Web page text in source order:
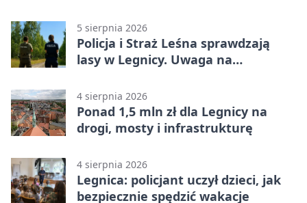
5 sierpnia 2026
Policja i Straż Leśna sprawdzają
lasy w Legnicy. Uwaga na
4 sierpnia 2026
Ponad 1,5 mln zł dla Legnicy na
drogi, mosty i infrastrukturę
4 sierpnia 2026
Legnica: policjant uczył dzieci, jak
bezpiecznie spędzić wakacje